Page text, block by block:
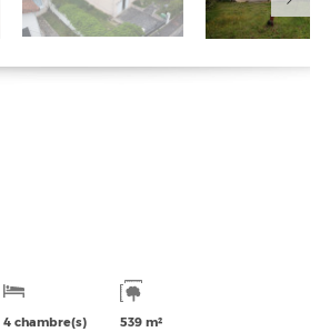
4 chambre(s) 539 m²